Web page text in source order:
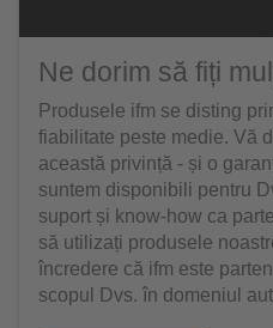
Ne dorim să fiți
Produsele ifm se disting
fiabilitate peste medie. Vă
această privință - și o
suntem disponibili pentru
suport și know-how ca
să utilizați produsele
încredere că ifm este
scopul Dvs. în domeniul